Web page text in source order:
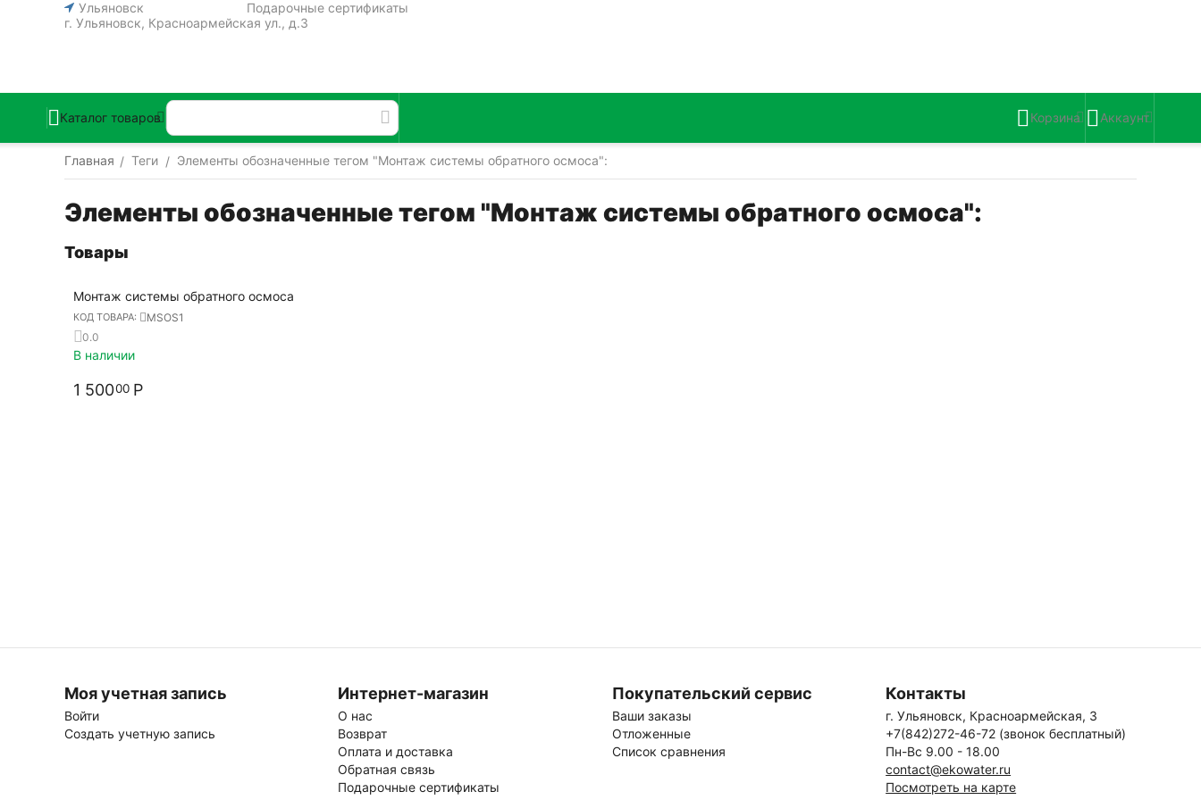
Ульяновск
Подарочные сертификаты
г. Ульяновск, Красноармейская ул., д.3
Каталог товаров Корзина Аккаунт
Главная / Теги / Элементы обозначенные тегом "Монтаж системы обратного осмоса":
Элементы обозначенные тегом "Монтаж системы обратного осмоса":
Товары
Монтаж системы обратного осмоса
КОД ТОВАРА:
MSOS1
0.0
В наличии
1 50000 Р
Моя учетная запись
Войти
Создать учетную запись
Интернет-магазин
О нас
Возврат
Оплата и доставка
Обратная связь
Подарочные сертификаты
Покупательский сервис
Ваши заказы
Отложенные
Список сравнения
Контакты
г. Ульяновск, Красноармейская, 3
+7(842)272-46-72 (звонок бесплатный)
Пн-Вс 9.00 - 18.00
contact@ekowater.ru
Посмотреть на карте